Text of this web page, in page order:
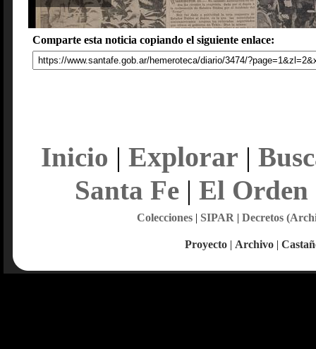
Comparte esta noticia copiando el siguiente enlace:
Inicio | Explorar |
Santa Fe| El Orden
Colecciones| SIPAR | Decretos
Proyecto | Archivo |